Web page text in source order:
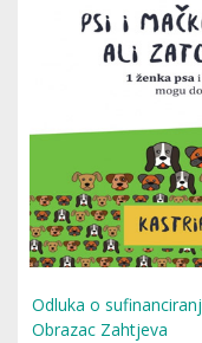
Odluka o
Obrazac Zahtjeva